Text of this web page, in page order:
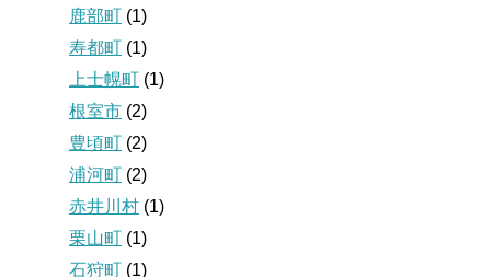
鹿部町 (1)
寿都町 (1)
上士幌町 (1)
根室市 (2)
豊頃町 (2)
浦河町 (2)
赤井川村 (1)
栗山町 (1)
石狩町 (1)